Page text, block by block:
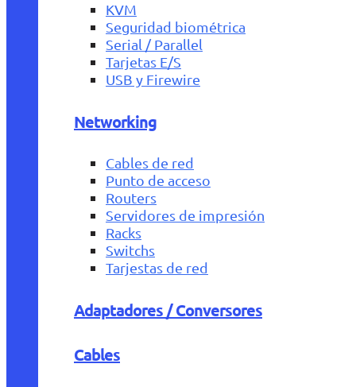
KVM
Seguridad biométrica
Serial / Parallel
Tarjetas E/S
USB y Firewire
Networking
Cables de red
Punto de acceso
Routers
Servidores de impresión
Racks
Switchs
Tarjestas de red
Adaptadores / Conversores
Cables